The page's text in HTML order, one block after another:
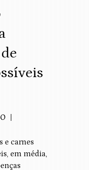
e carnes
em média,